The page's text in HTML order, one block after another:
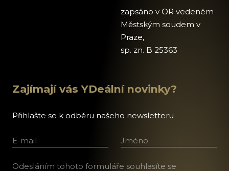
zapsáno v OR vedeném
Městským soudem v
Praze,
sp. zn. B 25363
Zajímají vás YDeální novinky?
Přihlašte se k odběru našeho newsletteru
E-mail Jméno a příjmení
Odesláním tohoto formuláře souhlasíte se